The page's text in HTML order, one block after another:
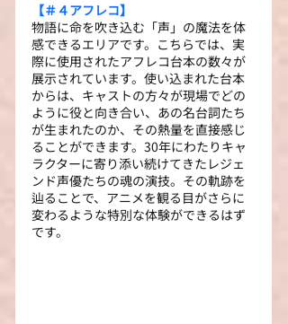
【＃４アフレコ】
物語に命を吹き込む「声」の魔法を体
感できるエリアです。こちらでは、実
際に使用されたアフレコ台本の数々が
展示されています。使い込まれた台本
からは、キャストの方々が現場でどの
ように役と向き合い、あの名台詞たち
が生まれたのか、その熱量を直接感じ
ることができます。30年にわたりキャ
ラクターに寄り添い続けてきたレジェ
ンド声優たちの魂の演技。その軌跡を
辿ることで、アニメを観る目がさらに
変わるような特別な体験ができるはず
です。